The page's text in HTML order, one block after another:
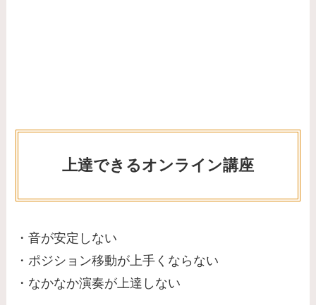
上達できるオンライン講座
・音が安定しない
・ポジション移動が上手くならない
・なかなか演奏が上達しない